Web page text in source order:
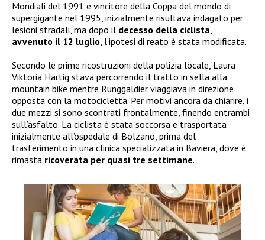
Mondiali del 1991 e vincitore della Coppa del mondo di
supergigante nel 1995, inizialmente risultava indagato per
lesioni stradali, ma dopo il decesso della ciclista,
avvenuto il 12 luglio, l’ipotesi di reato è stata modificata.
Secondo le prime ricostruzioni della polizia locale, Laura
Viktoria Härtig stava percorrendo il tratto in sella alla
mountain bike mentre Runggaldier viaggiava in direzione
opposta con la motocicletta. Per motivi ancora da chiarire, i
due mezzi si sono scontrati frontalmente, finendo entrambi
sull’asfalto. La ciclista è stata soccorsa e trasportata
inizialmente all’ospedale di Bolzano, prima del
trasferimento in una clinica specializzata in Baviera, dove è
rimasta ricoverata per quasi tre settimane.